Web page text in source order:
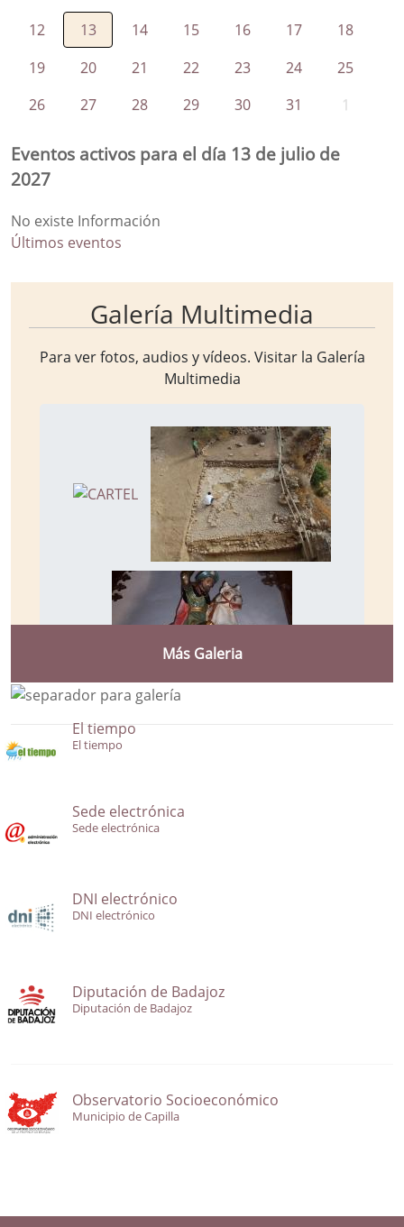
12
13 14 15 16 17
18
19
20 21 22 23 24
25
26
27 28 29 30 31 1
Eventos activos para el día 13 de julio de
2027
No existe Información
Últimos eventos
Galería Multimedia
Para ver fotos, audios y vídeos. Visitar la Galería
Multimedia
Más Galeria
El tiempo
El tiempo
Sede electrónica
Sede electrónica
DNI electrónico
DNI electrónico
Diputación de Badajoz
Diputación de Badajoz
Observatorio Socioeconómico
Municipio de Capilla